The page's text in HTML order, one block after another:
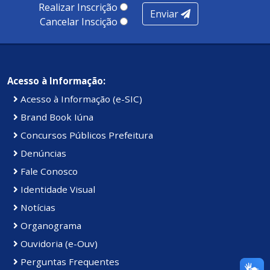
Realizar Inscrição
Cancelar Inscição
Enviar
Acesso à Informação:
Acesso à Informação (e-SIC)
Brand Book Iúna
Concursos Públicos Prefeitura
Denúncias
Fale Conosco
Identidade Visual
Notícias
Organograma
Ouvidoria (e-Ouv)
Perguntas Frequentes